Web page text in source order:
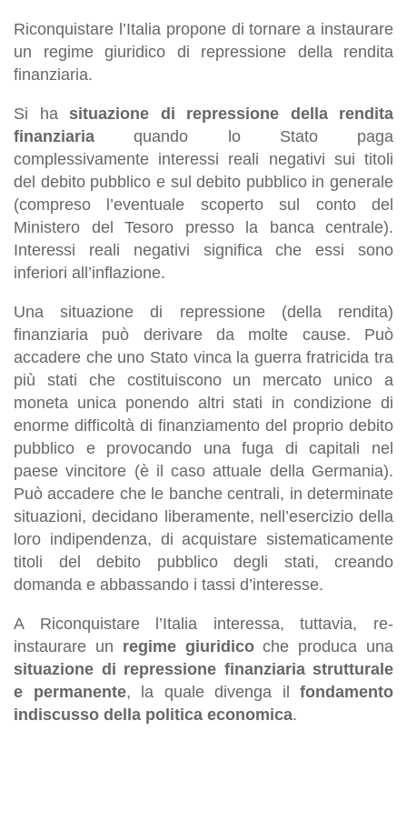
Riconquistare l’Italia propone di tornare a instaurare
un regime giuridico di repressione della rendita
finanziaria.
Si ha situazione di repressione della rendita
finanziaria quando lo Stato paga
complessivamente interessi reali negativi sui titoli
del debito pubblico e sul debito pubblico in generale
(compreso l’eventuale scoperto sul conto del
Ministero del Tesoro presso la banca centrale).
Interessi reali negativi significa che essi sono
inferiori all’inflazione.
Una situazione di repressione (della rendita)
finanziaria può derivare da molte cause. Può
accadere che uno Stato vinca la guerra fratricida tra
più stati che costituiscono un mercato unico a
moneta unica ponendo altri stati in condizione di
enorme difficoltà di finanziamento del proprio debito
pubblico e provocando una fuga di capitali nel
paese vincitore (è il caso attuale della Germania).
Può accadere che le banche centrali, in determinate
situazioni, decidano liberamente, nell’esercizio della
loro indipendenza, di acquistare sistematicamente
titoli del debito pubblico degli stati, creando
domanda e abbassando i tassi d’interesse.
A Riconquistare l’Italia interessa, tuttavia, re-
instaurare un regime giuridicoche produca una
situazione di repressione finanziaria strutturale
e permanente, la quale divenga il fondamento
indiscusso della politica economica.